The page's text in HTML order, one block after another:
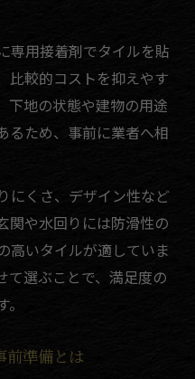
専用接着剤でタイルを貼
比較的コストを抑えやす
下地の状態や建物の用途
るため、事前に業者へ相
にくさ、デザイン性など
関や水回りには防滑性の
高いタイルが適していま
て選ぶことで、満足度の
前準備とは